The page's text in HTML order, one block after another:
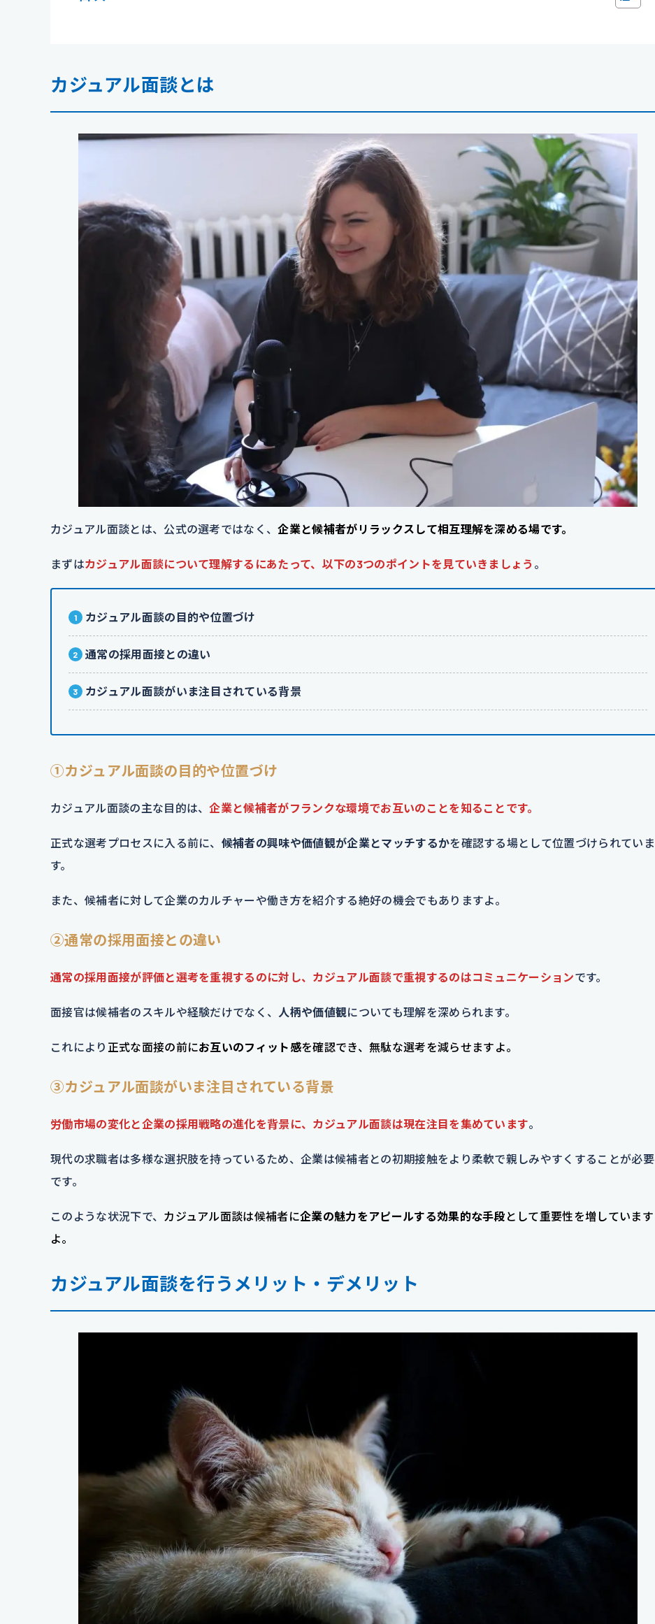
カジュアル面談とは
カジュアル面談とは、公式の選考ではなく、企業と候補者がリラックスして相互理解を深める場です。
まずはカジュアル面談について理解するにあたって、以下の3つのポイントを見ていきましょう 。
カジュアル面談の目的や位置づけ
通常の採用面接との違い
カジュアル面談がいま注目されている背景
①カジュアル面談の目的や位置づけ
カジュアル面談の主な目的は、企業と候補者がフランクな環境でお互いのことを知ることです。
正式な選考プロセスに入る前に、 候補者の興味や価値観が企業とマッチするかを確認する場として位置づけられていま
す。
また、候補者に対して企業のカルチャーや働き方を紹介する絶好の機会でもありますよ。
②通常の採用面接との違い
通常の採用面接が評価と選考を重視するのに対し、カジュアル面談で重視するのはコミュニケーションです。
面接官は候補者のスキルや経験だけでなく、 人柄や価値観についても理解を深められます。
これにより 正式な面接の前にお互いのフィット感を確認でき、無駄な選考を減らせますよ。
③カジュアル面談がいま注目されている背景
労働市場の変化と企業の採用戦略の進化を背景に、カジュアル面談は現在注目を集めています。
現代の求職者は多様な選択肢を持っているため、企業は候補者との初期接触をより柔軟で親しみやすくすることが必要
です。
このような状況下で、 カジュアル面談は候補者に企業の魅力をアピールする効果的な手段 として重要性を増しています
よ。
カジュアル面談を行うメリット・デメリット